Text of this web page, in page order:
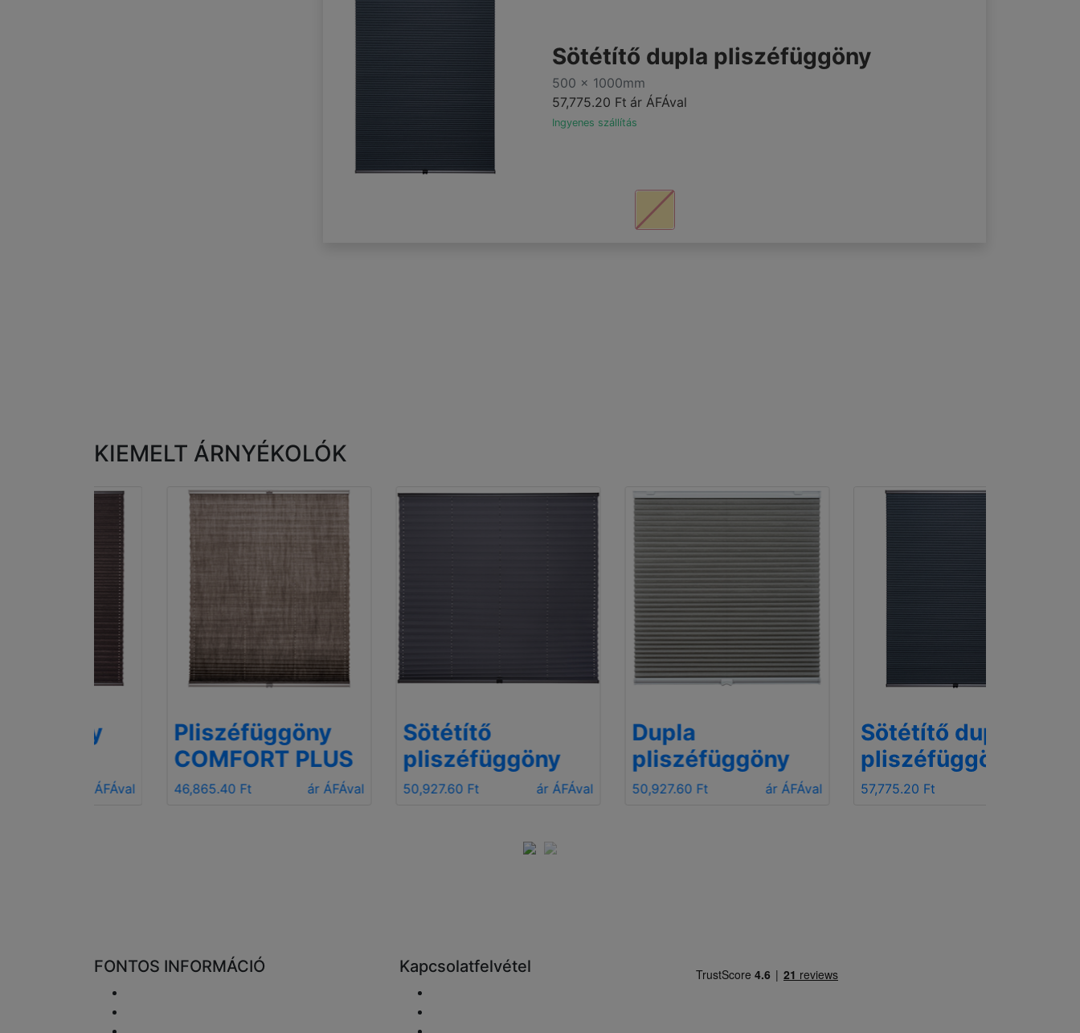
Sötétítő dupla pliszéfüggöny
500 x 1000mm
57,775.20 Ft ár ÁFÁval
Ingyenes szállítás
KIEMELT ÁRNYÉKOLÓK
Pliszéfüggöny
COMFORT PLUS
46,865.40 Ft ár ÁFÁval
Sötétítő
pliszéfüggöny
50,927.60 Ft ár ÁFÁval
pliszéfüggöny
50,927.60 Ft ár ÁFÁval
Sötétítő dupla
pliszéfüggöny
57,775.20 Ft ár ÁFÁval
FONTOS INFORMÁCIÓ Kapcsolatfelvétel